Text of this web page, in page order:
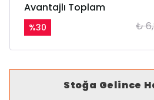
Avantajlı Toplam
%30 ₺
Stoğa Gelince